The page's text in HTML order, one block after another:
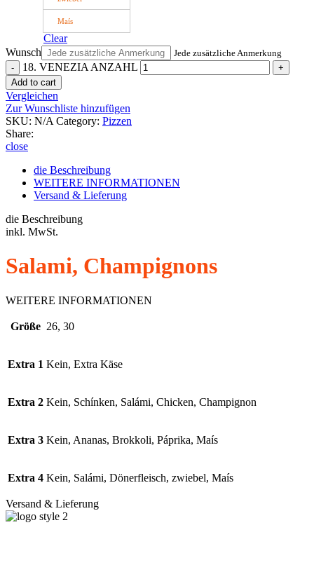
Maís
Clear
Wunsch
Jede zusätzliche Anmerkung
18. VENEZIA ANZAHL
Add to cart
Vergleichen
Zur Wunschliste hinzufügen
SKU: N/A Category: Pizzen
Share:
close
die Beschreibung
WEITERE INFORMATIONEN
Versand & Lieferung
die Beschreibung
inkl. MwSt.
Salami, Champignons
WEITERE INFORMATIONEN
Größe 26, 30
Extra 1 Kein, Extra Käse
Extra 2 Kein, Schínken, Salámi, Chicken, Champignon
Extra 3 Kein, Ananas, Brokkoli, Páprika, Maís
Extra 4 Kein, Salámi, Dönerfleisch, zwiebel, Maís
Versand & Lieferung